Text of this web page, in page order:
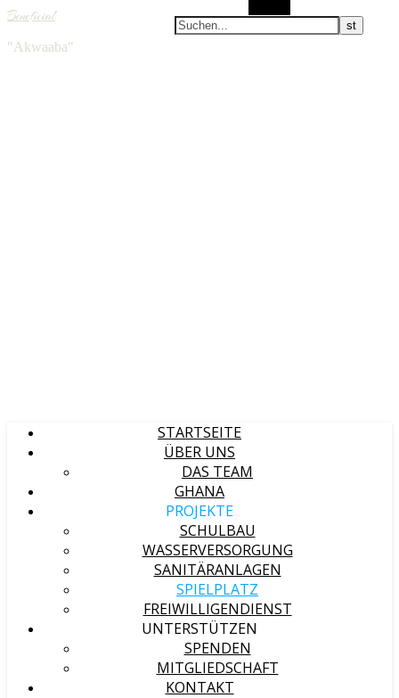
Beneficial
"Akwaaba"
STARTSEITE
ÜBER UNS
DAS TEAM
GHANA
PROJEKTE
SCHULBAU
WASSERVERSORGUNG
SANITÄRANLAGEN
SPIELPLATZ
FREIWILLIGENDIENST
UNTERSTÜTZEN
SPENDEN
MITGLIEDSCHAFT
KONTAKT